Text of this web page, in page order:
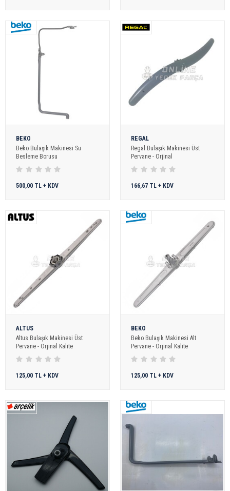
BEKO
Beko Bulaşık Makinesi Su
Besleme Borusu
500,00 TL + KDV
REGAL
Regal Bulaşık Makinesi Üst
Pervane - Orjinal
166,67 TL + KDV
ALTUS
Altus Bulaşık Makinesi Üst
Pervane - Orjinal Kalite
125,00 TL + KDV
BEKO
Beko Bulaşık Makinesi Alt
Pervane - Orjinal Kalite
125,00 TL + KDV